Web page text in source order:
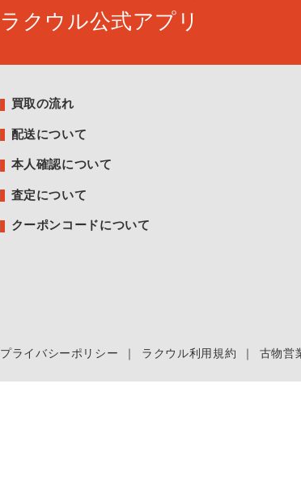
ラクウル公式アプリ
買取の流れ
配送について
本人確認について
査定について
クーポンコードについて
プライバシーポリシー ｜ ラクウル利用規約 ｜ 古物営